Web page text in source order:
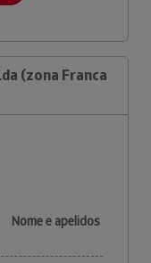
(zona Franca
Nome e apelidos